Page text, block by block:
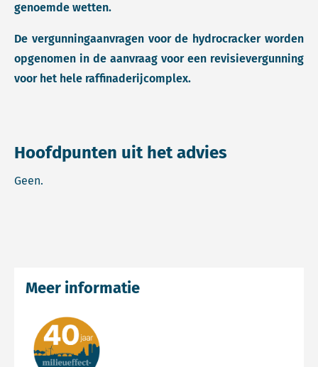
genoemde wetten.
De vergunningaanvragen voor de hydrocracker worden
opgenomen in de aanvraag voor een revisievergunning
voor het hele raffinaderijcomplex.
Hoofdpunten uit het advies
Geen.
Meer informatie